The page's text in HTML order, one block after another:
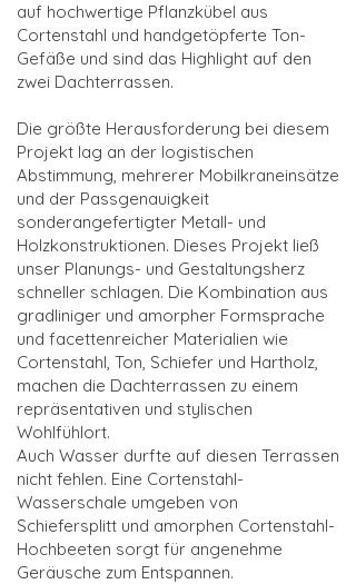
auf hochwertige Pflanzkübel aus
Cortenstahl und handgetöpferte Ton-
Gefäße und sind das Highlight auf den
zwei Dachterrassen.
Die größte Herausforderung bei diesem
Projekt lag an der logistischen
Abstimmung, mehrerer Mobilkraneinsätze
und der Passgenauigkeit
sonderangefertigter Metall- und
Holzkonstruktionen. Dieses Projekt ließ
unser Planungs- und Gestaltungsherz
schneller schlagen. Die Kombination aus
gradliniger und amorpher Formsprache
und facettenreicher Materialien wie
Cortenstahl, Ton, Schiefer und Hartholz,
machen die Dachterrassen zu einem
repräsentativen und stylischen
Wohlfühlort.
Auch Wasser durfte auf diesen Terrassen
nicht fehlen. Eine Cortenstahl-
Wasserschale umgeben von
Schiefersplitt und amorphen Cortenstahl-
Hochbeeten sorgt für angenehme
Geräusche zum Entspannen.